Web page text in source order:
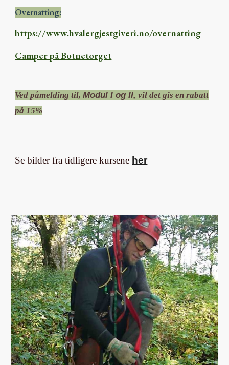
Overnatting:
https://www.hvalergjestgiveri.no/overnatting
Camper på Botnetorget
Ved påmelding til,Modul I og II, vil det gis en rabatt
på 15%
Se bilder fra tidligere kursene her